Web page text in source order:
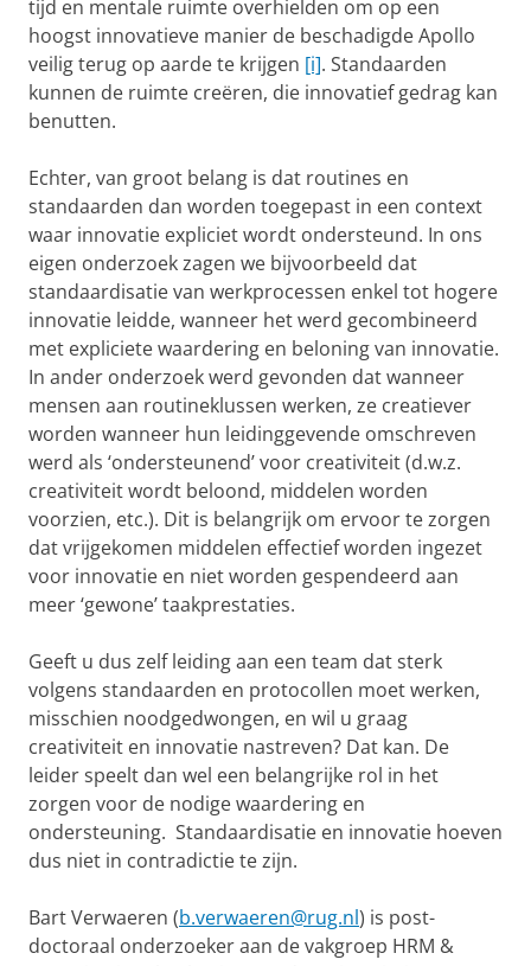
tijd en mentale ruimte overhielden om op een
hoogst innovatieve manier de beschadigde Apollo
veilig terug op aarde te krijgen [i]. Standaarden
kunnen de ruimte creëren, die innovatief gedrag kan
benutten.
Echter, van groot belang is dat routines en
standaarden dan worden toegepast in een context
waar innovatie expliciet wordt ondersteund. In ons
eigen onderzoek zagen we bijvoorbeeld dat
standaardisatie van werkprocessen enkel tot hogere
innovatie leidde, wanneer het werd gecombineerd
met expliciete waardering en beloning van innovatie.
In ander onderzoek werd gevonden dat wanneer
mensen aan routineklussen werken, ze creatiever
worden wanneer hun leidinggevende omschreven
werd als ‘ondersteunend’ voor creativiteit (d.w.z.
creativiteit wordt beloond, middelen worden
voorzien, etc.). Dit is belangrijk om ervoor te zorgen
dat vrijgekomen middelen effectief worden ingezet
voor innovatie en niet worden gespendeerd aan
meer ‘gewone’ taakprestaties.
Geeft u dus zelf leiding aan een team dat sterk
volgens standaarden en protocollen moet werken,
misschien noodgedwongen, en wil u graag
creativiteit en innovatie nastreven? Dat kan. De
leider speelt dan wel een belangrijke rol in het
zorgen voor de nodige waardering en
ondersteuning. Standaardisatie en innovatie hoeven
dus niet in contradictie te zijn.
Bart Verwaeren (b.verwaeren@rug.nl) is post-
doctoraal onderzoeker aan de vakgroep HRM &